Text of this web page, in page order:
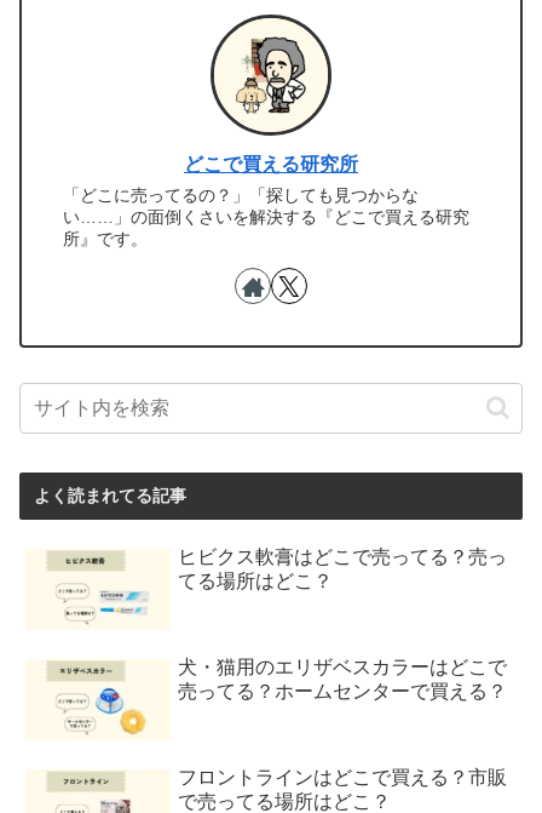
どこで買える研究所
「どこに売ってるの？」「探しても見つからな
い……」の面倒くさいを解決する『どこで買える研究
所』です。
よく読まれてる記事
ヒビクス軟膏はどこで売ってる？売っ
てる場所はどこ？
犬・猫用のエリザベスカラーはどこで
売ってる？ホームセンターで買える？
フロントラインはどこで買える？市販
で売ってる場所はどこ？